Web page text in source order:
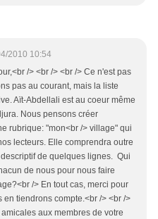
2010 10:54
/> <br /> <br /> Ce n'est pas
pas au courant, mais la liste
Aït-Abdellali est au coeur même
Nous pensons créer
rubrique: "mon<br /> village" qui
lecteurs. Elle comprendra outre
de quelques lignes. Qui
de nous pour nous faire
/> En tout cas, merci pour
en tiendrons compte.<br /> <br />
aux membres de votre